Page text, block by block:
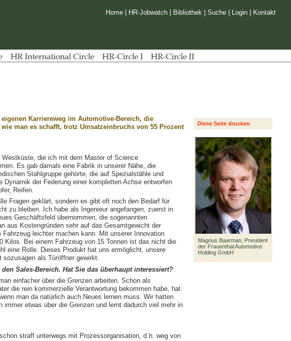
Home HR-Jobwatch Bibliothek Suche Login Kontakt
Karriereweg im Automotive-Bereich, die
man es schafft, trotz Umsatzeinbruchs von 55 Prozent
die ich mit dem Master of Science
Es gab damals eine Fabrik in unserer Nähe, die
Stahlgruppe gehörte, die auf Spezialstähle und
der Federung einer kompletten Achse entworfen
Reifen.
Fragen geklärt, sondern es gibt oft noch den Bedarf für
zu bleiben. Ich habe als Ingenieur angefangen, zuerst in
Geschäftsfeld übernommen, die sogenannten
aus Kostengründen sehr auf das Gesamtgewicht der
leichter machen kann. Mit unserer Innovation
Kilos. Bei einem Fahrzeug von 15 Tonnen ist das nicht die
eine Rolle. Dieses Produkt hat uns ermöglicht, unsere
sozusagen als Türöffner gewirkt.
Sales-Bereich. Hat Sie das überhaupt interessiert?
einfacher über die Grenzen arbeiten. Schon als
die rein kommerzielle Verantwortung bekommen habe, hat
man da natürlich auch Neues lernen muss. Wir hatten
etwas über die Grenzen und lernt dadurch viel mehr in
straff unterwegs mit Prozessorganisation, d.h. weg von
Diese Seite drucken
Magnus Baarman, President
der Frauenthal Automotive
Holding GmbH